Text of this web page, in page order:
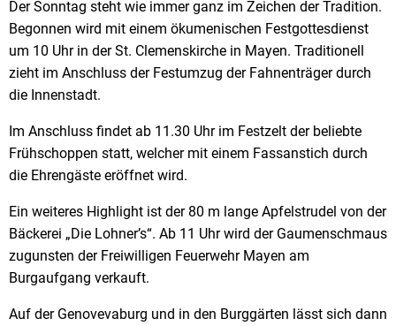
Der Sonntag steht wie immer ganz im Zeichen der Tradition.
Begonnen wird mit einem ökumenischen Festgottesdienst
um 10 Uhr in der St. Clemenskirche in Mayen. Traditionell
zieht im Anschluss der Festumzug der Fahnenträger durch
die Innenstadt.
Im Anschluss findet ab 11.30 Uhr im Festzelt der beliebte
Frühschoppen statt, welcher mit einem Fassanstich durch
die Ehrengäste eröffnet wird.
Ein weiteres Highlight ist der 80 m lange Apfelstrudel von der
Bäckerei „Die Lohner’s“. Ab 11 Uhr wird der Gaumenschmaus
zugunsten der Freiwilligen Feuerwehr Mayen am
Burgaufgang verkauft.
Auf der Genovevaburg und in den Burggärten lässt sich dann